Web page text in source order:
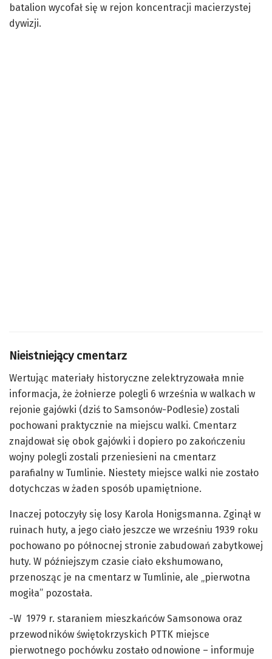
batalion wycofał się w rejon koncentracji macierzystej
dywizji.
Nieistniejący cmentarz
Wertując materiały historyczne zelektryzowała mnie
informacja, że żołnierze polegli 6 września w walkach w
rejonie gajówki (dziś to Samsonów-Podlesie) zostali
pochowani praktycznie na miejscu walki. Cmentarz
znajdował się obok gajówki i dopiero po zakończeniu
wojny polegli zostali przeniesieni na cmentarz
parafialny w Tumlinie. Niestety miejsce walki nie zostało
dotychczas w żaden sposób upamiętnione.
Inaczej potoczyły się losy Karola Honigsmanna. Zginął w
ruinach huty, a jego ciało jeszcze we wrześniu 1939 roku
pochowano po północnej stronie zabudowań zabytkowej
huty. W późniejszym czasie ciało ekshumowano,
przenosząc je na cmentarz w Tumlinie, ale „pierwotna
mogiła” pozostała.
-W 1979 r. staraniem mieszkańców Samsonowa oraz
przewodników świętokrzyskich PTTK miejsce
pierwotnego pochówku zostało odnowione – informuje